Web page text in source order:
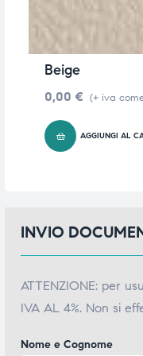
Beige
0,00 € (+ iva
AGGIUNGI AL
INVIO
ATTENZIONE: per
IVA AL 4%. Non si
Nome e Cognome